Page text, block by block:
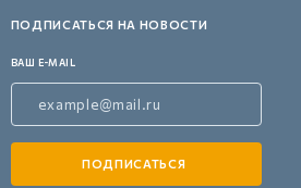
ПОДПИСАТЬСЯ НА НОВОСТИ
ВАШ E-MAIL